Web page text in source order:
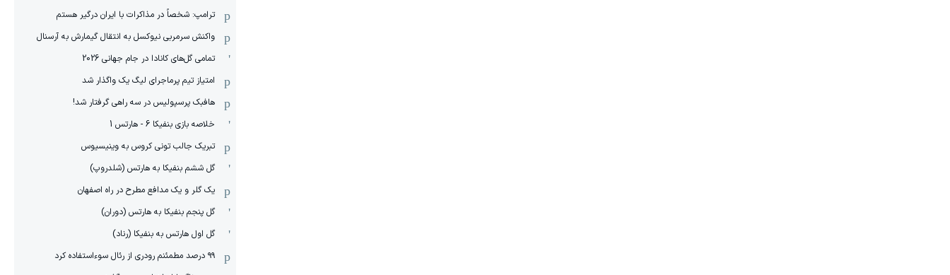
ترامپ: شخصاً در مذاکرات با ایران درگیر هستم
واکنش سرمربی نیوکسل به انتقال گیمارش به آرسنال
تمامی گل‌های کانادا در جام جهانی 2026
امتیاز تیم پرماجرای لیگ یک واگذار شد
هافبک پرسپولیس در سه راهی گرفتار شد!
خلاصه بازی بنفیکا 6 - هارتس 1
تبریک جالب تونی کروس به وینیسیوس
گل ششم بنفیکا به هارتس (شلدروپ)
یک گلر و یک مدافع مطرح در راه اصفهان
گل پنجم بنفیکا به هارتس (دوران)
گل اول هارتس به بنفیکا (رناد)
۹۹ درصد مطمئنم رودری از رئال سوءاستفاده کرد